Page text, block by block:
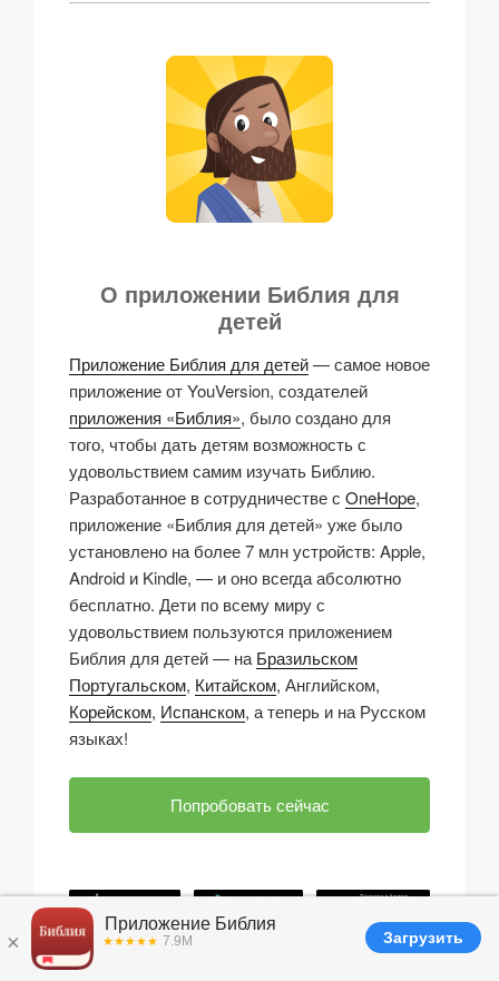
О приложении Библия для
детей
Приложение Библия для детей— самое новое
приложение от YouVersion, создателей
приложения «Библия», было создано для
того, чтобы дать детям возможность с
удовольствием самим изучать Библию.
Разработанное в сотрудничестве с OneHope,
приложение «Библия для детей» уже было
установлено на более 7 млн устройств: Apple,
Android и Kindle, — и оно всегда абсолютно
бесплатно. Дети по всему миру с
удовольствием пользуются приложением
Библия для детей — наБразильском
Португальском, Китайском, Английском,
Корейском, Испанском, а теперь и на Русском
языках!
Попробовать сейчас
Share this post: